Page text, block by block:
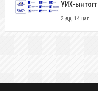
УИХ-ын
2 өдөр, 14 цаг